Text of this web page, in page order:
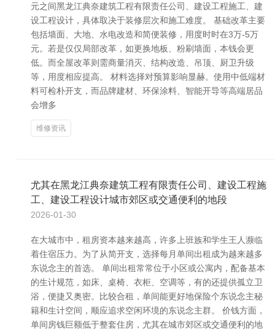
元之间黑龙江典奈建筑工程有限责任公司、建设工程施工、建
设工程设计，具体取决于装修层次和施工难度。 基础改革主要
包括墙面、大地、水电改造和简便装修，用度时时在3万-5万
元。若是仅仅局部改革，如更换地板、粉刷墙面，本钱会更
低。而全屋改革则需商量消灭、结构改造、吊顶、厨卫升级
等，用度相应提高。 材料选择对预算影响显赫。使用中低端材
料可检朴开支，而品牌建材、环保涂料、智能开导等高端居品
会增多
维修资讯
尤其在黑龙江典奈建筑工程有限责任公司、建设工程施
工、建设工程设计城市郊区或交通便利的地段
2026-01-30
在大城市中，租房资本越来越高，许多上班族和学生王人濒临
着住宿压力。为了从简开支，选择每月单间出租成为越来越多
东说念主的首选。 单间出租常常位于小区或公寓内，配备基本
的生计规范，如床、桌椅、衣柜、空调等，有的还提供孤立卫
浴，便捷又奥密。比较合租，单间能更好地保险个东说念主秘
籍和生计空间，顺应追求空闲环境的东说念主群。 价钱方面，
单间房钱巨额低于整套住房，尤其在城市郊区或交通便利的地